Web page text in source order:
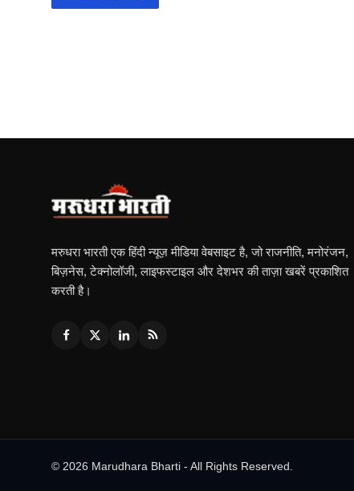
मरुधरा भारती एक हिंदी न्यूज़ मीडिया वेबसाइट है, जो राजनीति, मनोरंजन,
बिज़नेस, टेक्नोलॉजी, लाइफस्टाइल और देशभर की ताज़ा खबरें प्रकाशित
करती है।
© 2026 Marudhara Bharti - All Rights Reserved.